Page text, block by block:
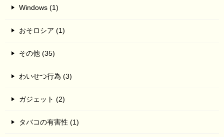
Windows (1)
おそロシア (1)
その他 (35)
わいせつ行為 (3)
ガジェット (2)
タバコの有害性 (1)